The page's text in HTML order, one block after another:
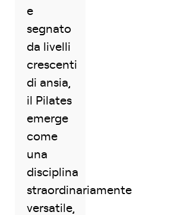
e
segnato
da livelli
crescenti
di ansia,
il Pilates
emerge
come
una
disciplina
straordinariamente
versatile,